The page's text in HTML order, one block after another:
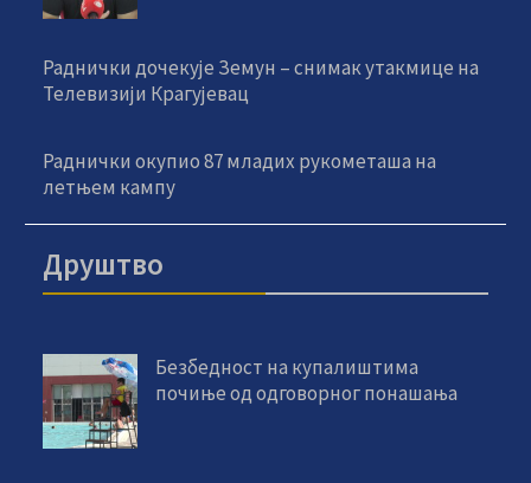
Раднички дочекује Земун – снимак утакмице на
Телевизији Крагујевац
Раднички окупио 87 младих рукометаша на
летњем кампу
Друштво
Безбедност на купалиштима
почиње од одговорног понашања